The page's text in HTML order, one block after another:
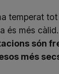
temperat tot
és més
són
més